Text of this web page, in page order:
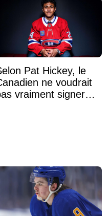
Pat Hickey, le
ne voudrait
vraiment signer